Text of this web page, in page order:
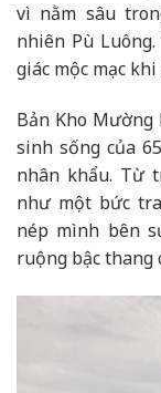
vì nằm sâu
nhiên Pù
giác mộc mạc
Bản Kho
sinh sống của
nhân khẩu. Từ
như một bức
nép mình bên
ruộng bậc thang